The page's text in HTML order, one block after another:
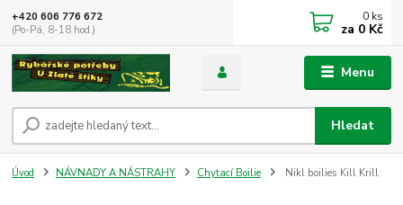
Menu
Hledat
+420 606 776 672
(Po-Pá, 8-18 hod.)
0 ks
za 0 Kč
Úvod NÁVNADY A NÁSTRAHY Chytací Boilie Nikl boilies Kill Krill